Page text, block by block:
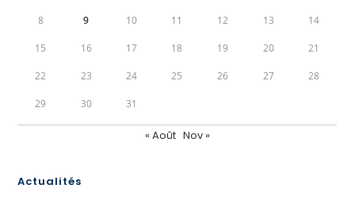
8 9 10 11 12 13 14
15 16 17 18 19 20 21
22 23 24 25 26 27 28
29 30 31
« Août Nov »
Actualités